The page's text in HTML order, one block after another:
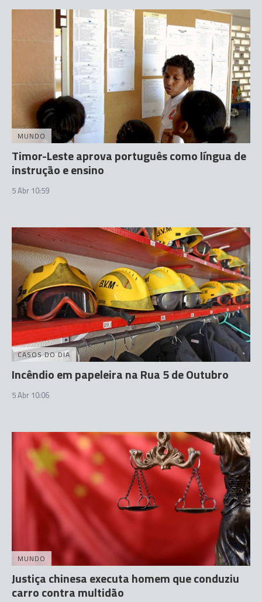
MUNDO
Timor-Leste aprova português como língua de
instrução e ensino
5 Abr 10:59
CASOS DO DIA
Incêndio em papeleira na Rua 5 de Outubro
5 Abr 10:06
MUNDO
Justiça chinesa executa homem que conduziu
carro contra multidão